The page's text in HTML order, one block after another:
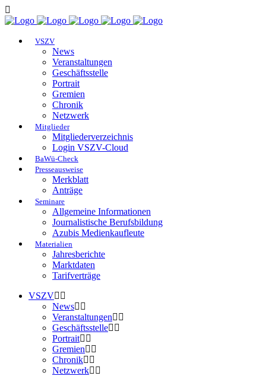
VSZV
News
Veranstaltungen
Geschäftsstelle
Portrait
Gremien
Chronik
Netzwerk
Mitglieder
Mitgliederverzeichnis
Login VSZV-Cloud
BaWü-Check
Presseausweise
Merkblatt
Anträge
Seminare
Allgemeine Informationen
Journalistische Berufsbildung
Azubis Medienkaufleute
Materialien
Jahresberichte
Marktdaten
Tarifverträge
VSZV
News
Veranstaltungen
Geschäftsstelle
Portrait
Gremien
Chronik
Netzwerk